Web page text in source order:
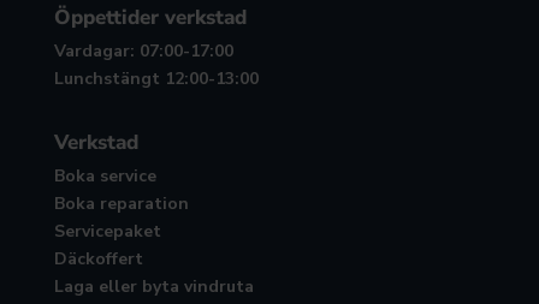
Öppettider verkstad
Vardagar: 07:00-17:00
Lunchstängt 12:00-13:00
Verkstad
Boka service
Boka reparation
Servicepaket
Däckoffert
Laga eller byta vindruta